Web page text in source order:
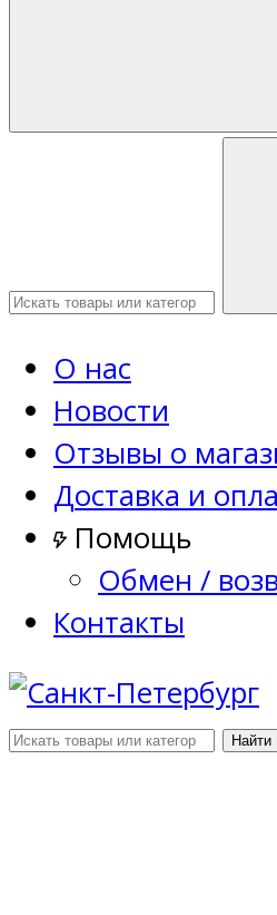
О нас
Новости
Отзывы о
Доставка и
Помощь
Обмен /
Контакты
Найти